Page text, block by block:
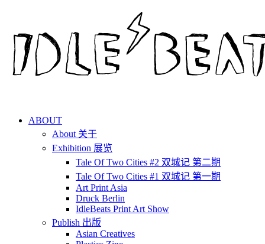
ABOUT
About 关于
Exhibition 展览
Tale Of Two Cities #2 双城记 第二期
Tale Of Two Cities #1 双城记 第一期
Art Print Asia
Druck Berlin
IdleBeats Print Art Show
Publish 出版
Asian Creatives